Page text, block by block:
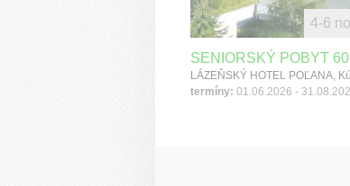
SENIORSKÝ POBYT
termíny: 01.06.2026 -
4-6